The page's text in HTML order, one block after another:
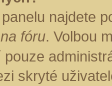
najdete
fóru. Volbou
skryté